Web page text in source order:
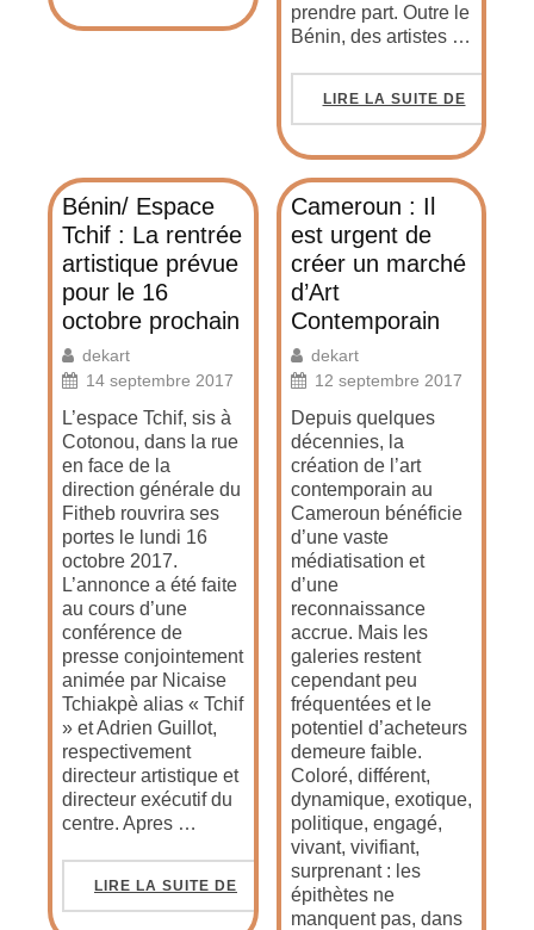
prendre part. Outre le
Bénin, des artistes …
LIRE LA SUITE DE
Bénin/ Espace
Tchif : La rentrée
artistique prévue
pour le 16
octobre prochain
dekart
14 septembre 2017
L’espace Tchif, sis à
Cotonou, dans la rue
en face de la
direction générale du
Fitheb rouvrira ses
portes le lundi 16
octobre 2017.
L’annonce a été faite
au cours d’une
conférence de
presse conjointement
animée par Nicaise
Tchiakpè alias « Tchif
» et Adrien Guillot,
respectivement
directeur artistique et
directeur exécutif du
centre. Apres …
LIRE LA SUITE DE
Cameroun : Il
est urgent de
créer un marché
d’Art
Contemporain
dekart
12 septembre 2017
Depuis quelques
décennies, la
création de l’art
contemporain au
Cameroun bénéficie
d’une vaste
médiatisation et
d’une
reconnaissance
accrue. Mais les
galeries restent
cependant peu
fréquentées et le
potentiel d’acheteurs
demeure faible.
Coloré, différent,
dynamique, exotique,
politique, engagé,
vivant, vivifiant,
surprenant : les
épithètes ne
manquent pas, dans